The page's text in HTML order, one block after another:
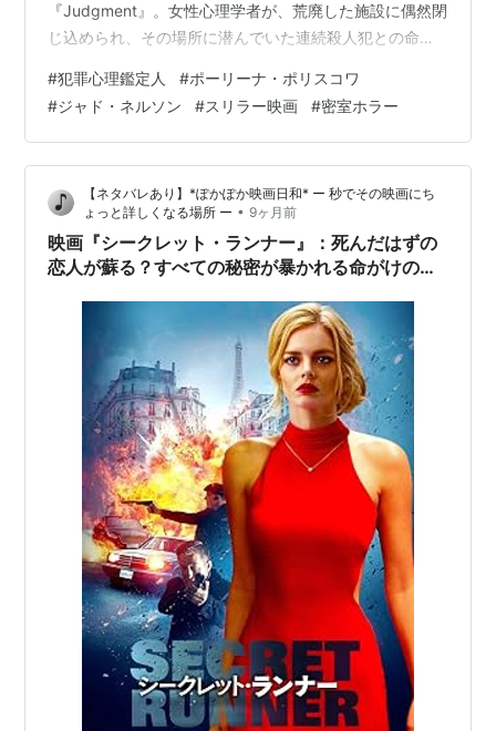
『Judgment』。女性心理学者が、荒廃した施設に偶然閉
じ込められ、その場所に潜んでいた連続殺人犯との命を
識を持つ主人公が、狂人から脱出を図るという、シンプ
ルな構成ながらも緊迫感のある展開が特徴です。
#犯罪心理鑑定人 #ポーリーナ・ポリスコワ
#ジャド・ネルソン #スリラー映画 #密室ホラー
【ネタバレあり】*ぽかぽか映画日和* ー 秒でその映画にち
ょっと詳しくなる場所 ー • 9ヶ月前
映画『シークレット・ランナー』：死んだはずの
恋人が蘇る？すべての秘密が暴かれる命がけの戦